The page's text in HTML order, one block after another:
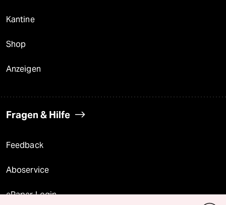
Kantine
Shop
Anzeigen
Fragen & Hilfe
Feedback
Aboservice
ePaper Login